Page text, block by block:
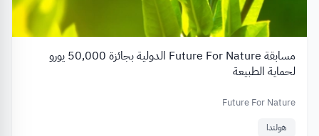
مسابقة Future For Nature الدولية بجائزة 50,000 يورو
لحماية الطبيعة
Future For Nature
هولندا